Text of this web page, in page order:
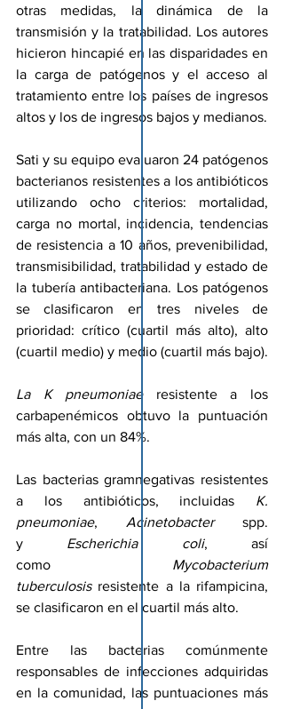
otras medidas, la dinámica de la
transmisión y la tratabilidad. Los autores
hicieron hincapié en las disparidades en
la carga de patógenos y el acceso al
tratamiento entre los países de ingresos
altos y los de ingresos bajos y medianos.
Sati y su equipo evaluaron 24 patógenos
bacterianos resistentes a los antibióticos
utilizando ocho criterios: mortalidad,
carga no mortal, incidencia, tendencias
de resistencia a 10 años, prevenibilidad,
transmisibilidad, tratabilidad y estado de
la tubería antibacteriana. Los patógenos
se clasificaron en tres niveles de
prioridad: crítico (cuartil más alto), alto
(cuartil medio) y medio (cuartil más bajo).
La K pneumoniae resistente a los
carbapenémicos obtuvo la puntuación
más alta, con un 84%.
Las bacterias gramnegativas resistentes
a los antibióticos, incluidas K.
pneumoniae, Acinetobacter spp.
y Escherichia coli, así
como Mycobacterium
tuberculosis resistente a la rifampicina,
se clasificaron en el cuartil más alto.
Entre las bacterias comúnmente
responsables de infecciones adquiridas
en la comunidad, las puntuaciones más